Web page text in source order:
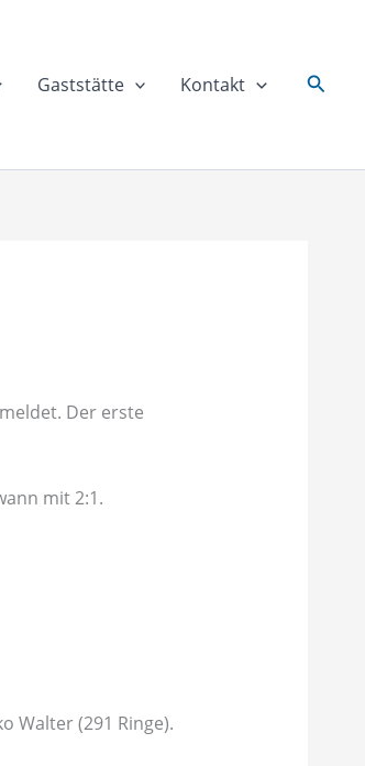
Gaststätte Kontakt
Der erste
mit 2:1.
Walter (291 Ringe).